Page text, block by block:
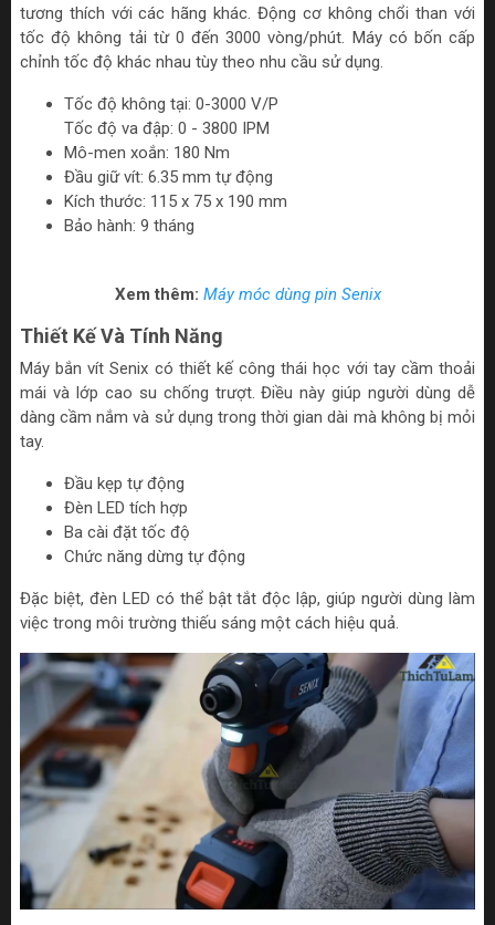
tương thích với các hãng khác. Động cơ không chổi than với
tốc độ không tải từ 0 đến 3000 vòng/phút. Máy có bốn cấp
chỉnh tốc độ khác nhau tùy theo nhu cầu sử dụng.
Tốc độ không tại: 0-3000 V/P
Tốc độ va đập: 0 - 3800 IPM
Mô-men xoắn: 180 Nm
Đầu giữ vít: 6.35 mm tự động
Kích thước: 115 x 75 x 190 mm
Bảo hành: 9 tháng
Xem thêm: Máy móc dùng pin Senix
Thiết Kế Và Tính Năng
Máy bắn vít Senix có thiết kế công thái học với tay cầm thoải
mái và lớp cao su chống trượt. Điều này giúp người dùng dễ
dàng cầm nắm và sử dụng trong thời gian dài mà không bị mỏi
tay.
Đầu kẹp tự động
Đèn LED tích hợp
Ba cài đặt tốc độ
Chức năng dừng tự động
Đặc biệt, đèn LED có thể bật tắt độc lập, giúp người dùng làm
việc trong môi trường thiếu sáng một cách hiệu quả.